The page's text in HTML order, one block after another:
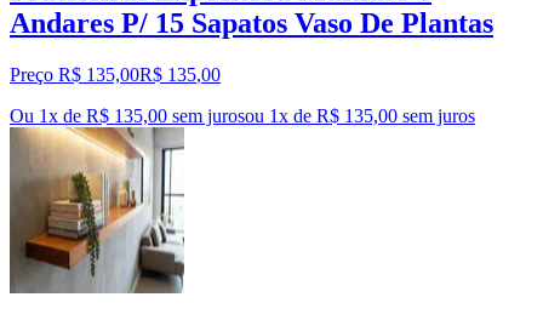
Andares P/ 15 Sapatos Vaso De Plantas
Preço R$ 135,00R$ 135,00
Ou 1x de R$ 135,00 sem jurosou 1x de R$ 135,00 sem juros